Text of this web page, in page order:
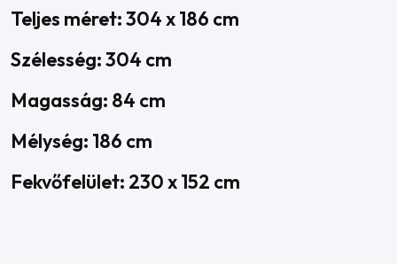
Teljes méret: 304 x 186 cm
Szélesség: 304 cm
Magasság: 84 cm
Mélység: 186 cm
Fekvőfelület: 230 x 152 cm